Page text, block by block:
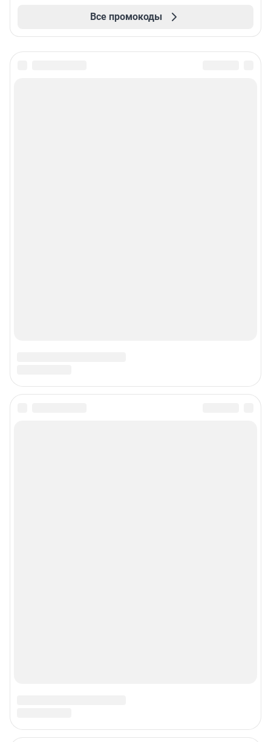
Все промокоды